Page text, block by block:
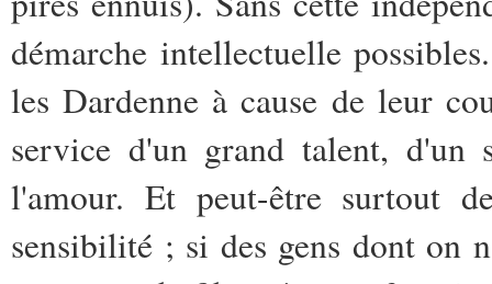
démarche intellectuelle
les Dardenne à cause de leur
service d'un grand talent, d'un
l'amour. Et peut-être surtout
sensibilité ; si des gens dont on